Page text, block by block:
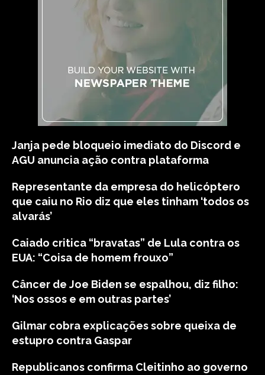
Janja pede bloqueio imediato do Discord e
AGU anuncia ação contra plataforma
Representante da empresa do helicóptero
que caiu no Rio diz que eles tinham ‘todos os
alvarás’
Caiado critica “bravatas” de Lula contra os
EUA: “Coisa de homem frouxo”
Câncer de Joe Biden se espalhou, diz filho:
‘Nos ossos e em outras partes’
Gilmar cobra explicações sobre queixa de
estupro contra Gaspar
Republicanos confirma Cleitinho ao governo